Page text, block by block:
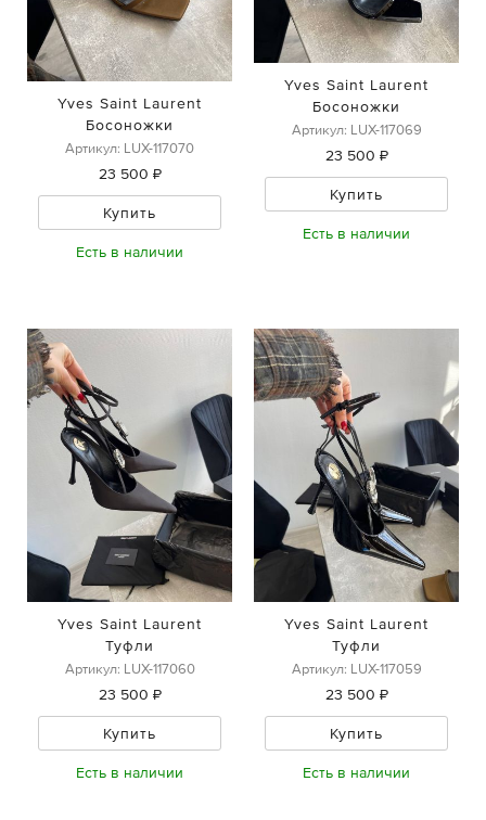
Yves Saint Laurent
Босоножки
Артикул: LUX-117070
23 500 ₽
Купить
Есть в наличии
Yves Saint Laurent
Босоножки
Артикул: LUX-117069
23 500 ₽
Купить
Есть в наличии
Yves Saint Laurent
Туфли
Артикул: LUX-117060
23 500 ₽
Купить
Есть в наличии
Yves Saint Laurent
Туфли
Артикул: LUX-117059
23 500 ₽
Купить
Есть в наличии